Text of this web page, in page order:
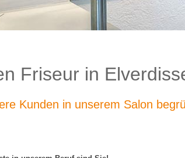
Friseur in
Kunden in unserem Salon